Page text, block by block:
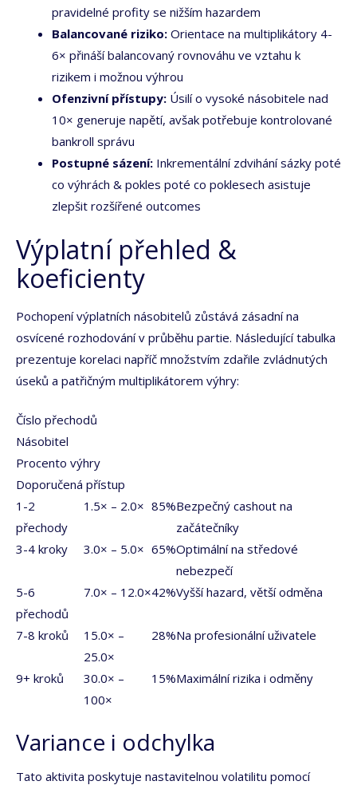
pravidelné profity se nižším hazardem
Balancované riziko: Orientace na multiplikátory 4-
6× přináší balancovaný rovnováhu ve vztahu k
rizikem i možnou výhrou
Ofenzivní přístupy: Úsilí o vysoké násobitele nad
10× generuje napětí, avšak potřebuje kontrolované
bankroll správu
Postupné sázení: Inkrementální zdvihání sázky poté
co výhrách & pokles poté co poklesech asistuje
zlepšit rozšířené outcomes
Výplatní přehled &
koeficienty
Pochopení výplatních násobitelů zůstává zásadní na
osvícené rozhodování v průběhu partie. Následující tabulka
prezentuje korelaci napříč množstvím zdařile zvládnutých
úseků a patřičným multiplikátorem výhry:
Číslo přechodů
Násobitel
Procento výhry
Doporučená přístup
1-2
přechody
1.5× – 2.0× 85%Bezpečný cashout na
začátečníky
3-4 kroky
3.0× – 5.0× 65%Optimální na středové
nebezpečí
5-6
přechodů
7.0× – 12.0×42%Vyšší hazard, větší odměna
7-8 kroků
15.0× –
25.0×
28%Na profesionální uživatele
9+ kroků
30.0× –
100×
15%Maximální rizika i odměny
Variance i odchylka
Tato aktivita poskytuje nastavitelnou volatilitu pomocí